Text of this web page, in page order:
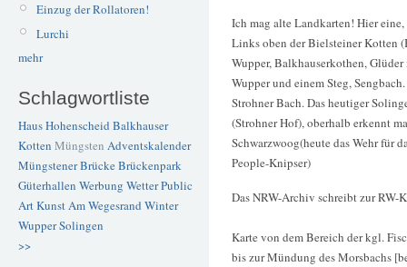
Einzug der Rollatoren!
Lurchi
mehr
Schlagwortliste
Haus Hohenscheid Balkhauser
Kotten Müngsten Adventskalender
Müngstener BrückeBrückenpark
Güterhallen Werbung WetterPublic
ArtKunstAm Wegesrand Winter
WupperSolingen
>>
Ich mag alte Landkarten! Hier
Links oben der Bielsteiner Kotten
Wupper, Balkhauserkothen,
Wupper und einem Steg,
Strohner Bach. Das heutiger
(Strohner Hof), oberhalb erkennt
Schwarzwoog(heute das Wehr für
People-Knipser)
Das NRW-Archiv schreibt zur RW-
Karte von dem Bereich der kgl.
bis zur Mündung des Morsbachs